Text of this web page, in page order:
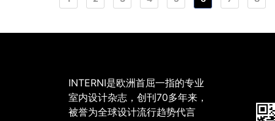
INTERNI是欧洲首屈一指的专业
室内设计杂志，创刊70多年来，
被誉为全球设计流行趋势代言